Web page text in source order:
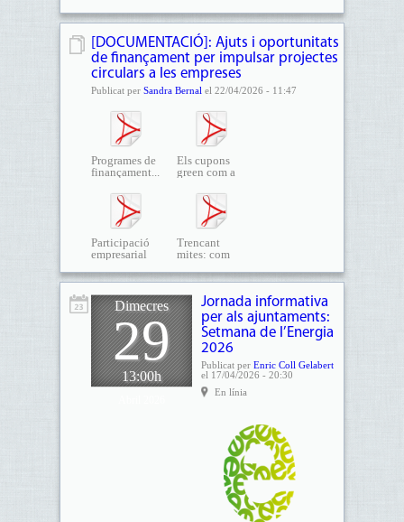
[DOCUMENTACIÓ]: Ajuts i oportunitats
de finançament per impulsar projectes
circulars a les empreses
Publicat per Sandra Bernal el 22/04/2026 - 11:47
Programes de
finançament...
Els cupons
green com a
Participació
empresarial
Trencant
mites: com
Dimecres
29
13:00h
Jornada informativa
per als ajuntaments:
Setmana de l’Energia
2026
Publicat per Enric Coll Gelabert
el 17/04/2026 - 20:30
En línia